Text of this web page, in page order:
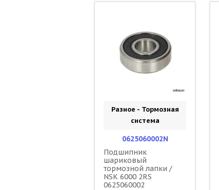
Разное - Тормозная
система
0625060002N
Подшипник
шариковый
тормозной лапки /
NSK 6000 2RS
0625060002